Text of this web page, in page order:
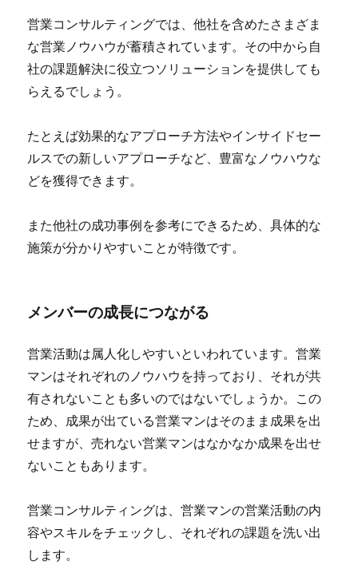
営業コンサルティングでは、他社を含めたさまざま
な営業ノウハウが蓄積されています。その中から自
社の課題解決に役立つソリューションを提供しても
らえるでしょう。
たとえば効果的なアプローチ方法やインサイドセー
ルスでの新しいアプローチなど、豊富なノウハウな
どを獲得できます。
また他社の成功事例を参考にできるため、具体的な
施策が分かりやすいことが特徴です。
メンバーの成長につながる
営業活動は属人化しやすいといわれています。営業
マンはそれぞれのノウハウを持っており、それが共
有されないことも多いのではないでしょうか。この
ため、成果が出ている営業マンはそのまま成果を出
せますが、売れない営業マンはなかなか成果を出せ
ないこともあります。
営業コンサルティングは、営業マンの営業活動の内
容やスキルをチェックし、それぞれの課題を洗い出
します。